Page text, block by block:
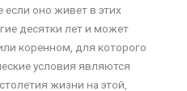
оно живет в этих
десятки лет и может
коренном, для которого
условия являются
жизни на этой,